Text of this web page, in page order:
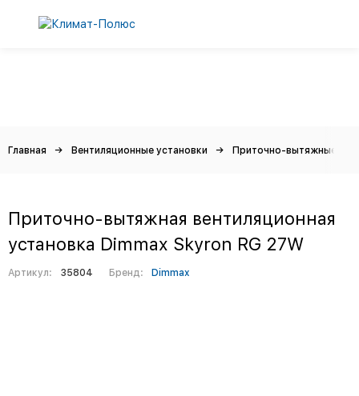
Главная Вентиляционные установки Приточно-вытяжные
Приточно-вытяжная вентиляционная
установка Dimmax Skyron RG 27W
Артикул: 35804 Бренд: Dimmax